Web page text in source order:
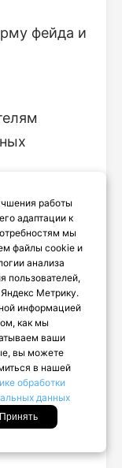
фейда и
(дизайн
и
базовой
работы
адаптации к
мы
файлы cookie и
анализа
пользователей,
Метрику.
информацией
как мы
ваши
вы можете
в нашей
обработки
данных
Принять